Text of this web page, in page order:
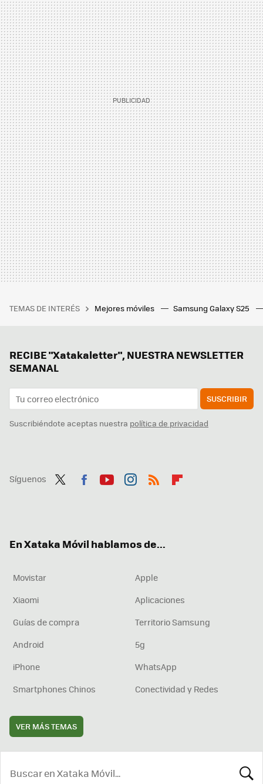
TEMAS DE INTERÉS Mejores móviles Samsung Galaxy S25
RECIBE "Xatakaletter", NUESTRA NEWSLETTER
SEMANAL
SUSCRIBIR
Suscribiéndote aceptas nuestra política de privacidad
Síguenos
En Xataka Móvil hablamos de...
Movistar
Apple
Xiaomi
Aplicaciones
Guías de compra
Territorio Samsung
Android
5g
iPhone
WhatsApp
Smartphones Chinos
Conectividad y Redes
VER MÁS TEMAS